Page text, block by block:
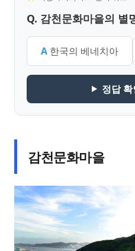
Q. 감천문화마을의 별
A 한국의 베네치아
정답
감천문화마을